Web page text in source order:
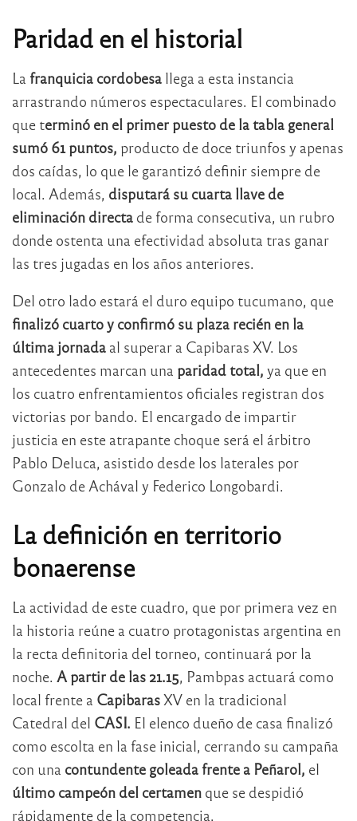
Paridad en el historial
La franquicia cordobesa llega a esta instancia
arrastrando números espectaculares. El combinado
que terminó en el primer puesto de la tabla general
sumó 61 puntos, producto de doce triunfos y apenas
dos caídas, lo que le garantizó definir siempre de
local. Además, disputará su cuarta llave de
eliminación directa de forma consecutiva, un rubro
donde ostenta una efectividad absoluta tras ganar
las tres jugadas en los años anteriores.
Del otro lado estará el duro equipo tucumano, que
finalizó cuarto y confirmó su plaza recién en la
última jornada al superar a Capibaras XV. Los
antecedentes marcan una paridad total, ya que en
los cuatro enfrentamientos oficiales registran dos
victorias por bando. El encargado de impartir
justicia en este atrapante choque será el árbitro
Pablo Deluca, asistido desde los laterales por
Gonzalo de Achával y Federico Longobardi.
La definición en territorio
bonaerense
La actividad de este cuadro, que por primera vez en
la historia reúne a cuatro protagonistas argentina en
la recta definitoria del torneo, continuará por la
noche. A partir de las 21.15, Pambpas actuará como
local frente a CapibarasXV en la tradicional
Catedral del CASI. El elenco dueño de casa finalizó
como escolta en la fase inicial, cerrando su campaña
con una contundente goleada frente a Peñarol, el
último campeón del certamen que se despidió
rápidamente de la competencia.